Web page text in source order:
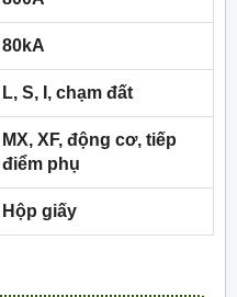
80kA
L, S, I, chạm đất
MX, XF, động cơ, tiếp
điểm phụ
Hộp giấy